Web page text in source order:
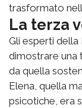
trasformato
La terza
Gli esperti
dimostrare una
da quella
Elena, quella
psicotiche, era